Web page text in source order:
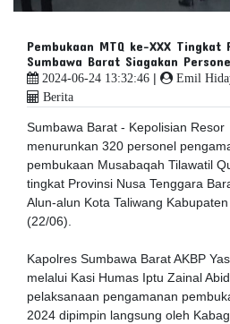
Pembukaan MTQ ke-XXX Tingkat
Sumbawa Barat Siagakan
2024-06-24 13:32:46 | Emil
Berita
Sumbawa Barat - Kepolisian
menurunkan 320 personel
pembukaan Musabaqah Tilawatil
tingkat Provinsi Nusa Tenggara
Alun-alun Kota Taliwang
(22/06).
Kapolres Sumbawa Barat AKBP
melalui Kasi Humas Iptu Zainal
pelaksanaan pengamanan
2024 dipimpin langsung oleh